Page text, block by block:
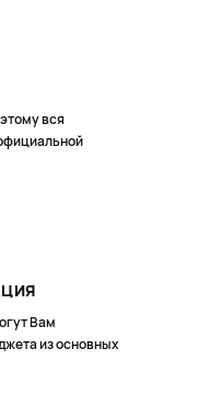
вся
Вам
из основных